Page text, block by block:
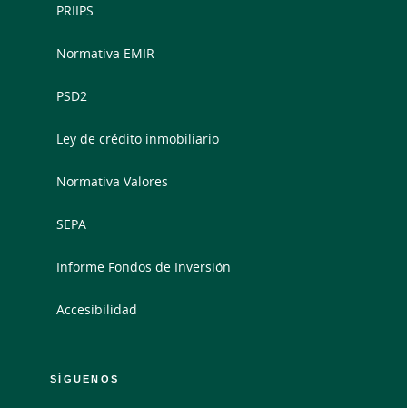
PRIIPS
Normativa EMIR
PSD2
Ley de crédito inmobiliario
Normativa Valores
SEPA
Informe Fondos de Inversión
Accesibilidad
SÍGUENOS